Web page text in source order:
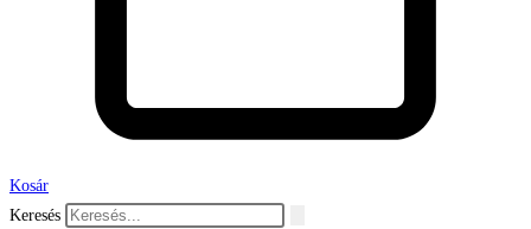
Kosár
Keresés